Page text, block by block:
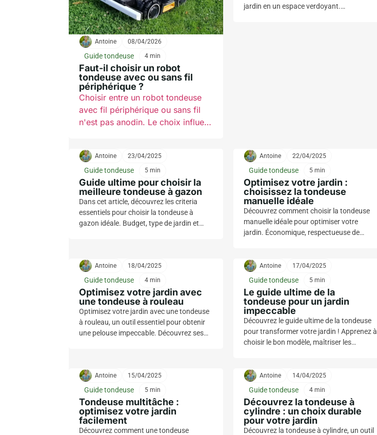
Antoine 08/04/2026
Guide tondeuse 4 min
Faut-il choisir un robot
tondeuse avec ou sans fil
périphérique ?
Choisir entre un robot tondeuse
avec fil périphérique ou sans fil
n'est pas anodin. Le choix influe
repensent le modèle Classique
face aux nouvelles technologies.
Cet article détaille les différences
pour vous aider à trancher.
jardin en un espace verdoyant.
Antoine 23/04/2025
Guide tondeuse 5 min
Guide ultime pour choisir la
meilleure tondeuse à gazon
Dans cet article, découvrez les criteria
essentiels pour choisir la tondeuse à
gazon idéale. Budget, type de jardin et
Antoine 22/04/2025
Guide tondeuse 5 min
Optimisez votre jardin :
choisissez la tondeuse
manuelle idéale
Découvrez comment choisir la tondeuse
manuelle idéale pour optimiser votre
jardin. Économique, respectueuse de
préservant la santé de votre espace vert.
Antoine 18/04/2025
Guide tondeuse 4 min
Optimisez votre jardin avec
une tondeuse à rouleau
Optimisez votre jardin avec une tondeuse
à rouleau, un outil essentiel pour obtenir
une pelouse impeccable. Découvrez ses
Antoine 17/04/2025
Guide tondeuse 5 min
Le guide ultime de la
tondeuse pour un jardin
impeccable
Découvrez le guide ultime de la tondeuse
pour transformer votre jardin ! Apprenez à
choisir le bon modèle, maîtriser les
resplendissant.
Antoine 15/04/2025
Guide tondeuse 5 min
Tondeuse multitâche :
optimisez votre jardin
facilement
Découvrez comment une tondeuse
Antoine 14/04/2025
Guide tondeuse 4 min
Découvrez la tondeuse à
cylindre : un choix durable
pour votre jardin
Découvrez la tondeuse à cylindre, un outil